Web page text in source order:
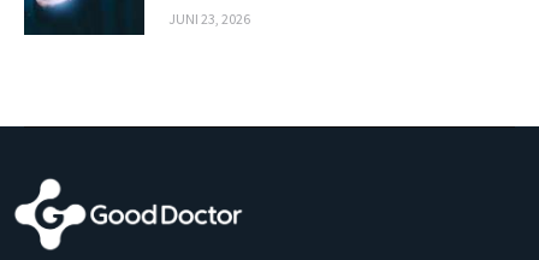
JUNI 23, 2026